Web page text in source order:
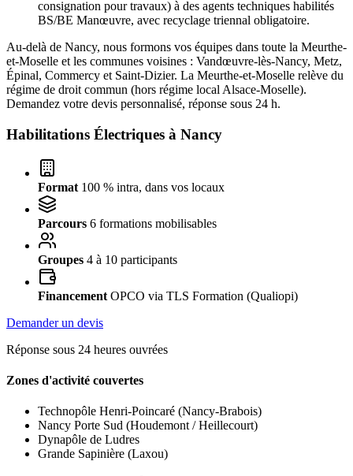
consignation pour travaux) à des agents techniques habilités
BS/BE Manœuvre, avec recyclage triennal obligatoire.
Au-delà de Nancy, nous formons vos équipes dans toute la Meurthe-
et-Moselle et les communes voisines : Vandœuvre-lès-Nancy, Metz,
Épinal, Commercy et Saint-Dizier. La Meurthe-et-Moselle relève du
régime de droit commun (hors régime local Alsace-Moselle).
Demandez votre devis personnalisé, réponse sous 24 h.
Habilitations Électriques à Nancy
Format 100 % intra, dans vos locaux
Parcours 6 formations mobilisables
Groupes 4 à 10 participants
Financement OPCO via TLS Formation (Qualiopi)
Demander un devis
Réponse sous 24 heures ouvrées
Zones d'activité couvertes
Technopôle Henri-Poincaré (Nancy-Brabois)
Nancy Porte Sud (Houdemont / Heillecourt)
Dynapôle de Ludres
Grande Sapinière (Laxou)